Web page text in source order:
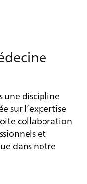
une discipline
sur l’expertise
collaboration
et
dans notre